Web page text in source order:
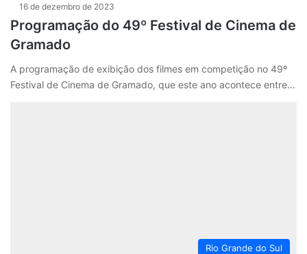
16 de dezembro de 2023
Programação do 49º Festival de Cinema de
Gramado
A programação de exibição dos filmes em competição no 49º
Festival de Cinema de Gramado, que este ano acontece entre…
Rio Grande do Sul